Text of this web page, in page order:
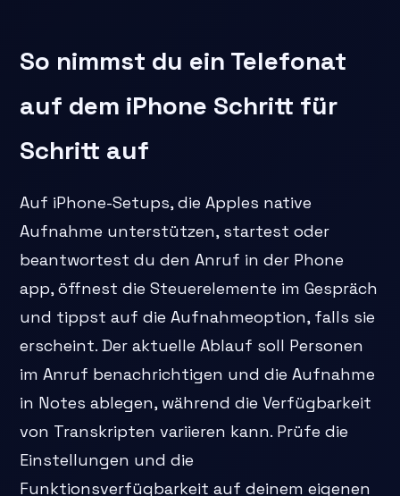
So nimmst du ein Telefonat
auf dem iPhone Schritt für
Schritt auf
Auf iPhone-Setups, die Apples native
Aufnahme unterstützen, startest oder
beantwortest du den Anruf in der Phone
app, öffnest die Steuerelemente im Gespräch
und tippst auf die Aufnahmeoption, falls sie
erscheint. Der aktuelle Ablauf soll Personen
im Anruf benachrichtigen und die Aufnahme
in Notes ablegen, während die Verfügbarkeit
von Transkripten variieren kann. Prüfe die
Einstellungen und die
Funktionsverfügbarkeit auf deinem eigenen